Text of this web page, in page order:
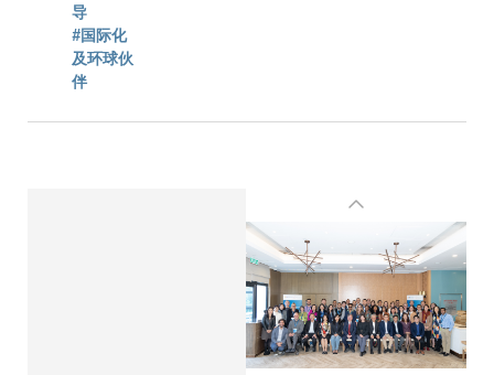
导
#国际化
及环球伙
伴